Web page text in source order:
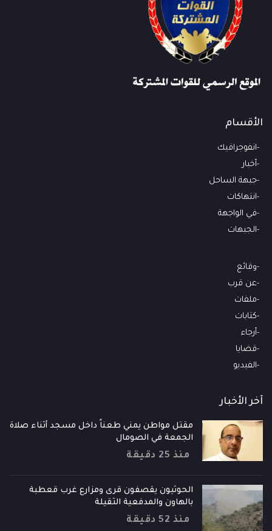
الأقسام
انفوجرافيك
أخبار
جبهة الساحل
انتهاكات
في الواجهة
الجبهات
وقائع
عن قرب
ملفات
كتابات
أرجاء
قضايا
الفيديو
آخر الأخبار
مقتل مواطن يمني طعناً داخل مسجد أثناء صلاة
الجمعة في الصومال
منذ 25 دقيقة
الحوثيون يقصفون قرى ومزارع غرب قعطبة
بالهاون والمدفعية الثقيلة
منذ 52 دقيقة